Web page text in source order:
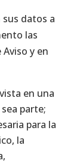
datos a
las
y en
en una
parte;
para la
la